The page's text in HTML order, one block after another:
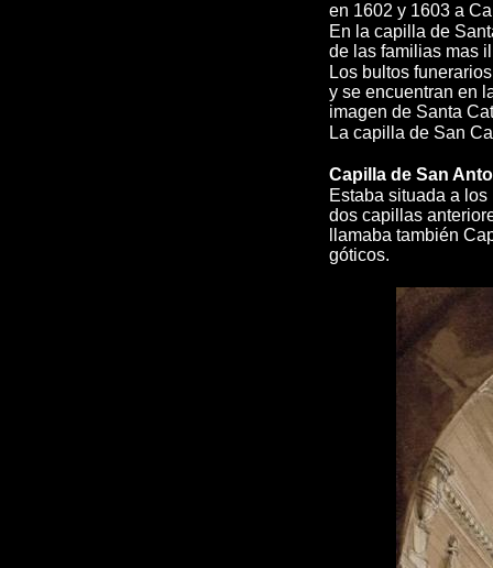
en 1602 y 1603 a
En la capilla de
de las familias mas
Los bultos
y se encuentran en
imagen de Santa
La capilla de San
Capilla de San
Estaba situada a
dos capillas
llamaba también
góticos.